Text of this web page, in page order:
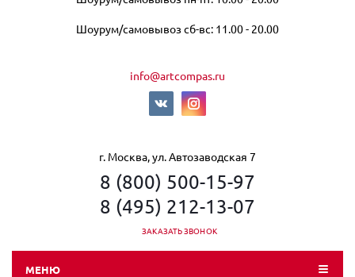
Шоурум/самовывоз сб-вс: 11.00 - 20.00
info@artcompas.ru
г. Москва, ул. Автозаводская 7
8 (800) 500-15-97
8 (495) 212-13-07
ЗАКАЗАТЬ ЗВОНОК
МЕНЮ